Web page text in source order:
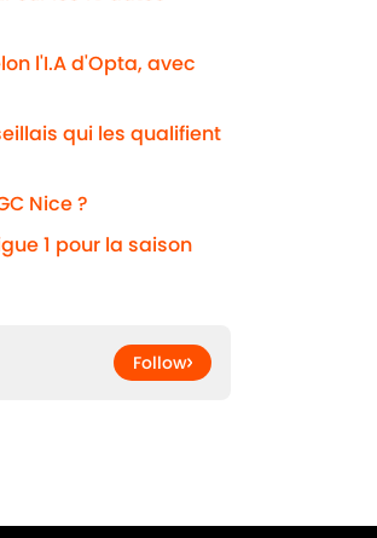
l'I.A d'Opta, avec
qui les qualifient
Nice ?
1 pour la saison
Follow